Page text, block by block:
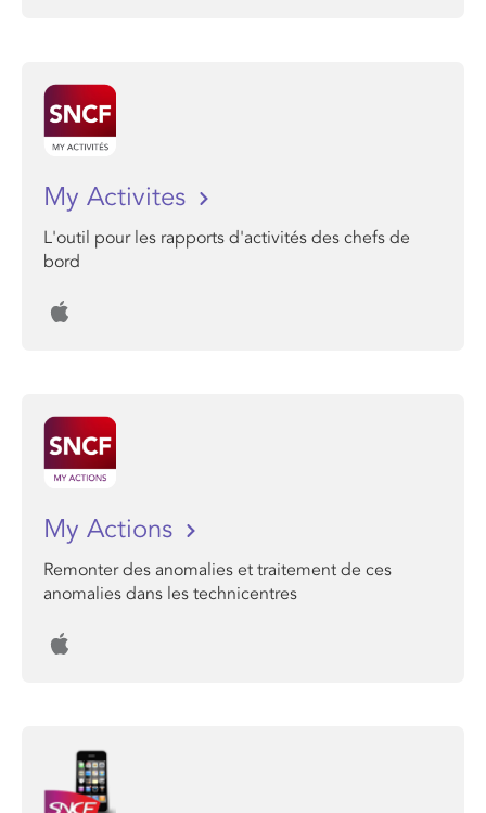
My Activites
L'outil pour les rapports d'activités des chefs de
bord
My Actions
Remonter des anomalies et traitement de ces
anomalies dans les technicentres